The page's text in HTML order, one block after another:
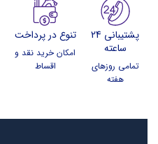
پشتیبانی 24
ساعته
تمامی روزهای
هفته
تنوع در پرداخت
امکان خرید نقد و
اقساط